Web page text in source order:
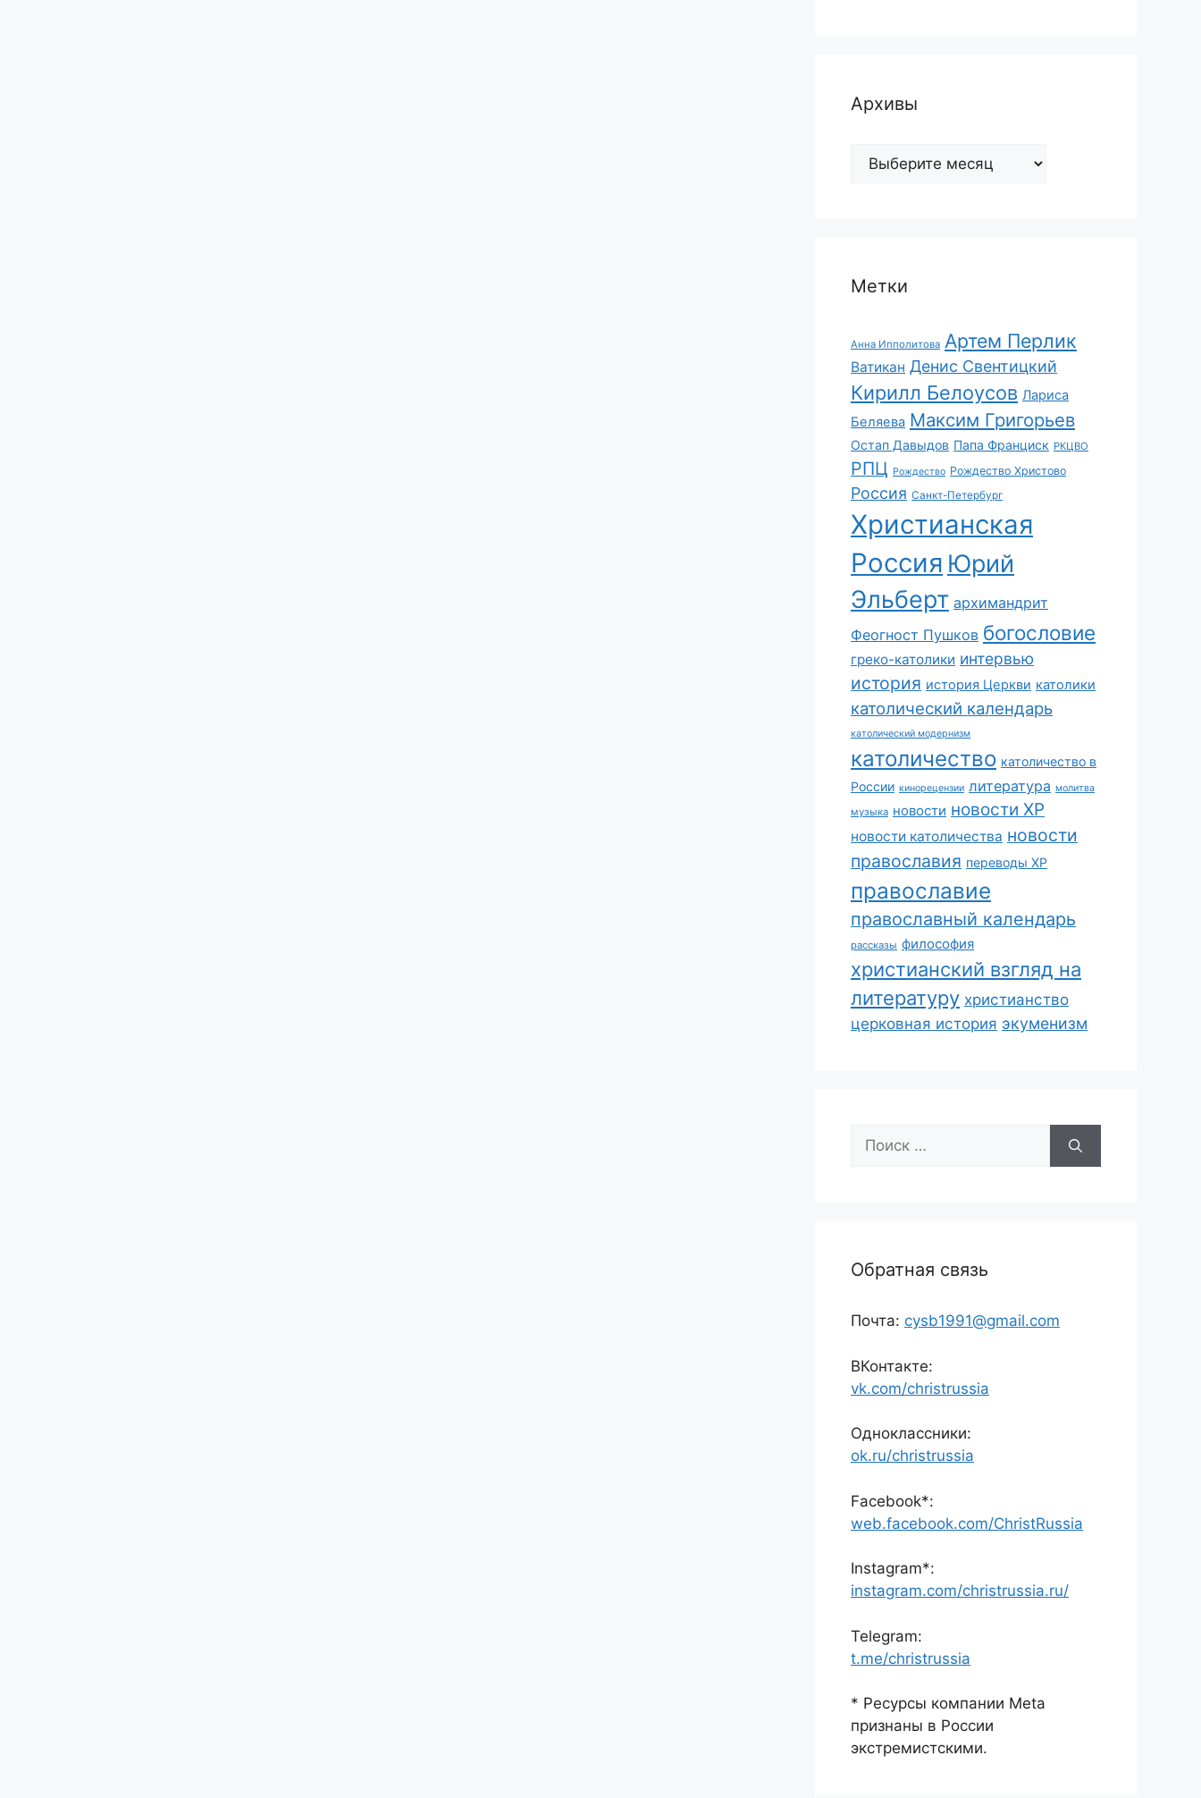
Архивы
Архивы
Метки
Анна Ипполитова Артем Перлик
Ватикан Денис Свентицкий
Кирилл Белоусов Лариса
Беляева Максим Григорьев
Остап Давыдов Папа Франциск РКЦВО
РПЦ Рождество Рождество Христово
Россия Санкт-Петербург
Христианская
Россия Юрий
Эльберт архимандрит
Феогност Пушков богословие
греко-католики интервью
история история Церкви католики
католический календарь
католический модернизм
католичество католичество в
России кинорецензии литература молитва
музыка новости новости ХР
новости католичества новости
православия переводы ХР
православие
православный календарь
рассказы философия
христианский взгляд на
литературу христианство
церковная история экуменизм
Поиск:
Обратная связь
Почта: cysb1991@gmail.com
ВКонтакте:
vk.com/christrussia
Одноклассники:
ok.ru/christrussia
Facebook*:
web.facebook.com/ChristRussia
Instagram*:
instagram.com/christrussia.ru/
Telegram:
t.me/christrussia
* Ресурсы компании Meta
признаны в России
экстремистскими.